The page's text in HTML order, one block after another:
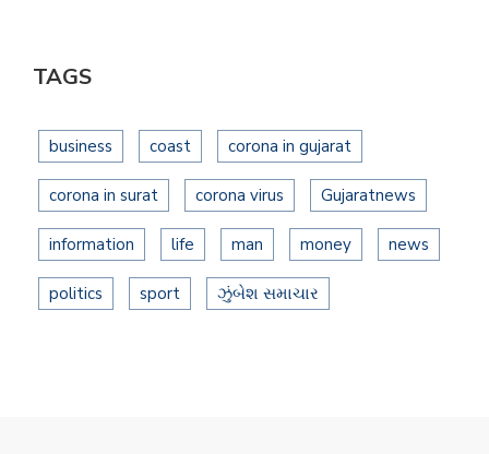
TAGS
business coast corona in gujarat
corona in surat corona virus Gujaratnews
information life man money news
politics sport ઝુંબેશ સમાચાર